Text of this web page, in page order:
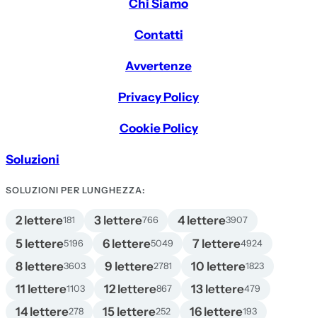
Chi Siamo
Contatti
Avvertenze
Privacy Policy
Cookie Policy
Soluzioni
SOLUZIONI PER LUNGHEZZA:
2 lettere181 3 lettere766 4 lettere3907
5 lettere5196 6 lettere5049 7 lettere4924
8 lettere3603 9 lettere2781 10 lettere1823
11 lettere1103 12 lettere867 13 lettere479
14 lettere278 15 lettere252 16 lettere193